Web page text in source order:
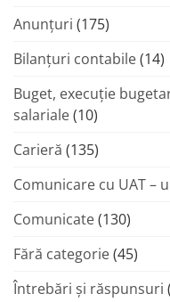
Anunțuri (175)
Bilanțuri contabile(14)
Buget, execuție
salariale(10)
Carieră (135)
Comunicare cu UAT –
Comunicate(130)
Fără categorie(45)
Întrebări și răspunsuri